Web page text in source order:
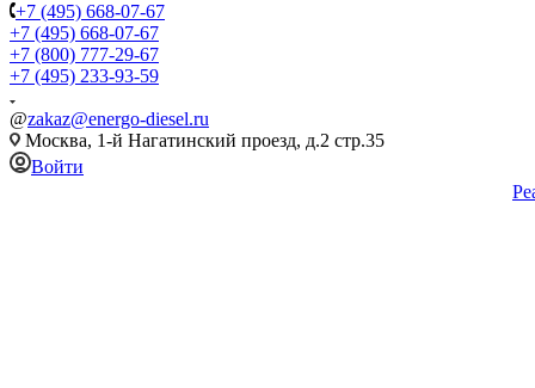
+7 (495) 668-07-67
+7 (495) 668-07-67
+7 (800) 777-29-67
+7 (495) 233-93-59
@zakaz@energo-diesel.ru
Москва, 1-й Нагатинский проезд, д.2 стр.35
Войти